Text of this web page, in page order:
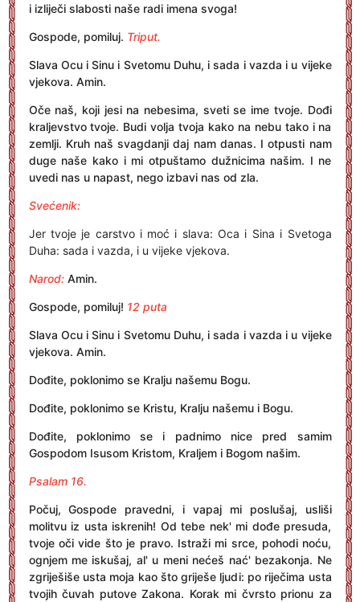
i izliječi slabosti naše radi imena svoga!
Gospode, pomiluj. Triput.
Slava Ocu i Sinu i Svetomu Duhu, i sada i vazda i u vijeke
vjekova. Amin.
Oče naš, koji jesi na nebesima, sveti se ime tvoje. Dođi
kraljevstvo tvoje. Budi volja tvoja kako na nebu tako i na
zemlji. Kruh naš svagdanji daj nam danas. I otpusti nam
duge naše kako i mi otpuštamo dužnicima našim. I ne
uvedi nas u napast, nego izbavi nas od zla.
Svećenik:
Jer tvoje je carstvo i moć i slava: Oca i Sina i Svetoga
Duha: sada i vazda, i u vijeke vjekova.
Narod: Amin.
Gospode, pomiluj! 12 puta
Slava Ocu i Sinu i Svetomu Duhu, i sada i vazda i u vijeke
vjekova. Amin.
Dođite, poklonimo se Kralju našemu Bogu.
Dođite, poklonimo se Kristu, Kralju našemu i Bogu.
Dođite, poklonimo se i padnimo nice pred samim
Gospodom Isusom Kristom, Kraljem i Bogom našim.
Psalam 16.
Počuj, Gospode pravedni, i vapaj mi poslušaj, usliši
molitvu iz usta iskrenih! Od tebe nek' mi dođe presuda,
tvoje oči vide što je pravo. Istraži mi srce, pohodi noću,
ognjem me iskušaj, al' u meni nećeš nać' bezakonja. Ne
zgriješiše usta moja kao što griješe ljudi: po riječima usta
tvojih čuvah putove Zakona. Korak mi čvrsto prionu za